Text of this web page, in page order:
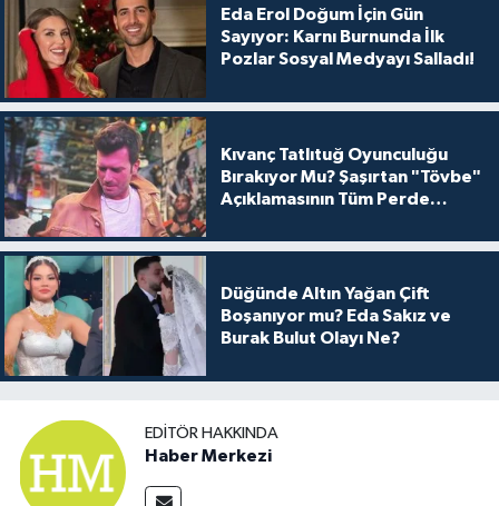
Eda Erol Doğum İçin Gün
Sayıyor: Karnı Burnunda İlk
Pozlar Sosyal Medyayı Salladı!
Kıvanç Tatlıtuğ Oyunculuğu
Bırakıyor Mu? Şaşırtan "Tövbe"
Açıklamasının Tüm Perde
Düğünde Altın Yağan Çift
Boşanıyor mu? Eda Sakız ve
Burak Bulut Olayı Ne?
EDITÖR HAKKINDA
Haber Merkezi